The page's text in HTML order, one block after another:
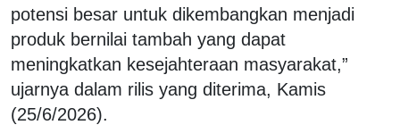
potensi besar untuk dikembangkan menjadi
produk bernilai tambah yang dapat
meningkatkan kesejahteraan masyarakat,”
ujarnya dalam rilis yang diterima, Kamis
(25/6/2026).